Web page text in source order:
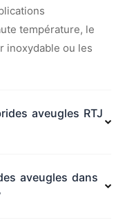
température, le
inoxydable ou les
aveugles RTJ
aveugles dans